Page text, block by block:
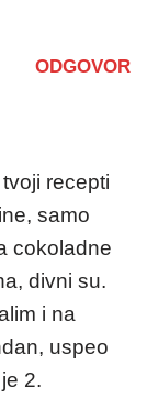
ODGOVOR
recepti
samo
cokoladne
divni su.
i na
uspeo
2.